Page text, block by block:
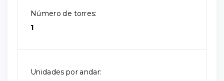
Número de torres:
1
Unidades por andar: